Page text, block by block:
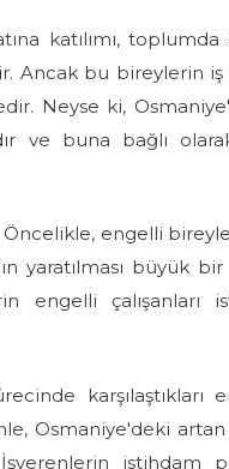
katılımı,
Ancak bu bireylerin
Neyse ki,
ve buna bağlı
Öncelikle, engelli
yaratılması büyük
engelli
Osmaniye'deki
istihdam